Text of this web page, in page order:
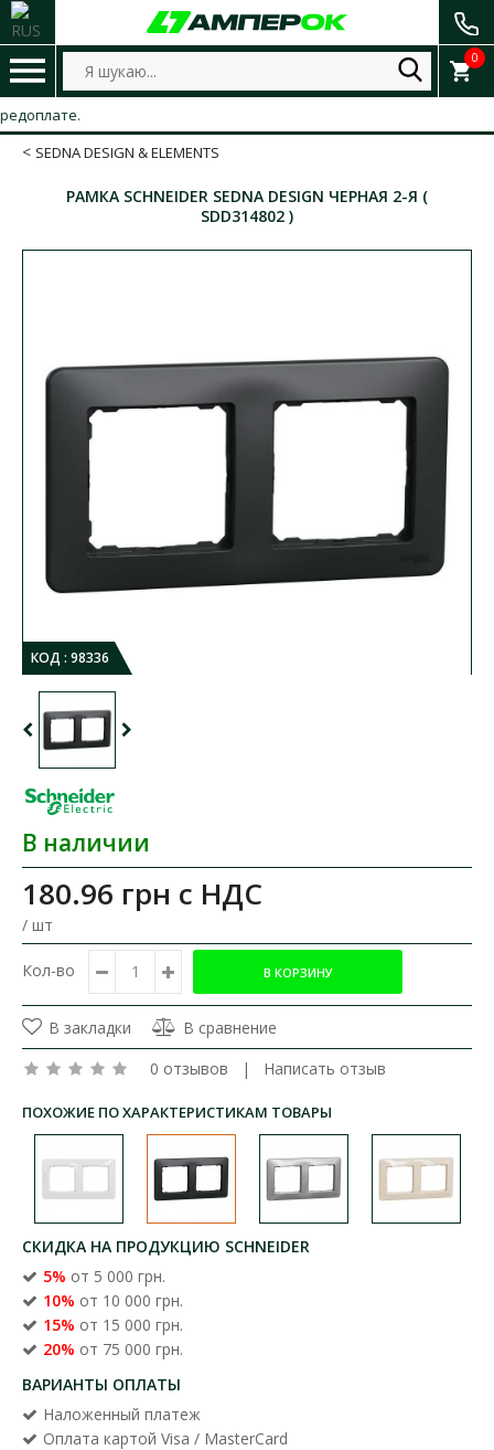
0
SEDNA DESIGN & ELEMENTS
РАМКА SCHNEIDER SEDNA DESIGN ЧЕРНАЯ 2-Я (
SDD314802 )
КОД : 98336
В наличии
180.96 грн с НДС
/ шт
Кол-во
В закладки
В сравнение
0 отзывов | Написать отзыв
ПОХОЖИЕ ПО ХАРАКТЕРИСТИКАМ ТОВАРЫ
СКИДКА НА ПРОДУКЦИЮ SCHNEIDER
5% от 5 000 грн.
10% от 10 000 грн.
15% от 15 000 грн.
20% от 75 000 грн.
ВАРИАНТЫ ОПЛАТЫ
Наложенный платеж
Оплата картой Visa / MasterCard